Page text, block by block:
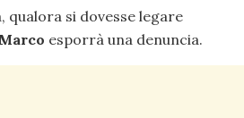
qualora si dovesse legare
Marco esporrà una denuncia.